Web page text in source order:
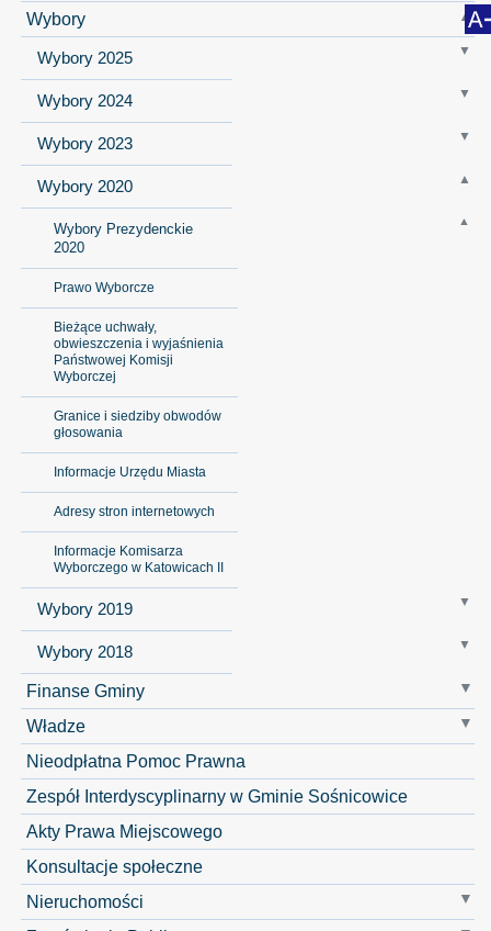
Wybory
Wybory 2025
Wybory 2024
Wybory 2023
Wybory 2020
Wybory Prezydenckie
2020
Prawo Wyborcze
Bieżące uchwały,
obwieszczenia i wyjaśnienia
Państwowej Komisji
Wyborczej
Granice i siedziby obwodów
głosowania
Informacje Urzędu Miasta
Adresy stron internetowych
Informacje Komisarza
Wyborczego w Katowicach II
Wybory 2019
Wybory 2018
Finanse Gminy
Władze
Nieodpłatna Pomoc Prawna
Zespół Interdyscyplinarny w Gminie Sośnicowice
Akty Prawa Miejscowego
Konsultacje społeczne
Nieruchomości